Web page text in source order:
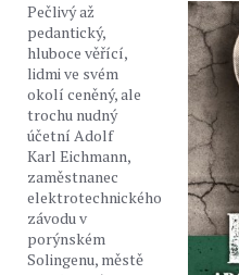
Pečlivý až
pedantický,
hluboce věřící,
lidmi ve svém
okolí ceněný, ale
trochu nudný
účetní Adolf
Karl Eichmann,
zaměstnanec
elektrotechnického
závodu v
porýnském
Solingenu, městě